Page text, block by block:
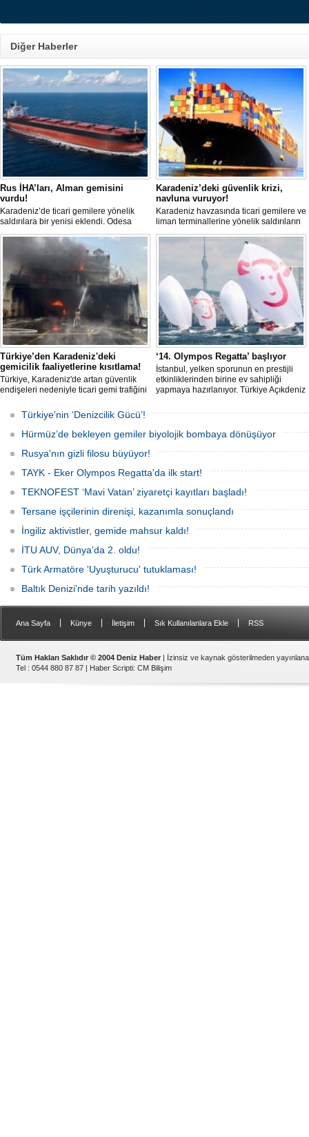
Diğer Haberler
Rus İHA’ları, Alman gemisini
vurdu!
Karadeniz’de ticari gemilere yönelik
saldırılara bir yenisi eklendi. Odesa
açıklarında birden fazla İHA’nın hedef
aldığı Alman işletmesindeki Emil
gemisinde yangın çıktı; teknik sistemler
durunca mürettebat tahliye edildi.
Karadeniz’deki güvenlik krizi,
navluna vuruyor!
Karadeniz havzasında ticari gemilere ve
liman terminallerine yönelik saldırıların
artması küresel emtia taşımacılığını
sekteye uğrattı. Risk artışıyla birlikte
ortalama petrol tankeri maliyetleri 300
bin doları aşarken, savaş sigortası
primleri iki katına çıkarak navlun
fiyatlarında yüzde 50’yi geçen
yükselişleri beraberinde getirdi.
Türkiye’den Karadeniz'deki
gemicilik faaliyetlerine kısıtlama!
Türkiye, Karadeniz'de artan güvenlik
endişeleri nedeniyle ticari gemi trafiğini
bölgedeki gıda güvenliğini tehdit ediyor.
‘14. Olympos Regatta’ başlıyor
İstanbul, yelken sporunun en prestijli
etkinliklerinden birine ev sahipliği
yapmaya hazırlanıyor. Türkiye Açıkdeniz
Federasyonu ve Eker Süt Ürünleri iş
TAYK - Eker Olympos Regatta, 7
Ağustos'ta start alacak ve 16 Ağustos'a
kadar deniz tutkunlarını bir araya
Türkiye'nin ‘Denizcilik Gücü’!
Hürmüz’de bekleyen gemiler biyolojik bombaya dönüşüyor
Rusya'nın gizli filosu büyüyor!
TAYK - Eker Olympos Regatta'da ilk start!
TEKNOFEST ‘Mavi Vatan’ ziyaretçi kayıtları başladı!
Tersane işçilerinin direnişi, kazanımla sonuçlandı
İngiliz aktivistler, gemide mahsur kaldı!
İTU AUV, Dünya’da 2. oldu!
Türk Armatöre 'Uyuşturucu' tutuklaması!
Baltık Denizi'nde tarih yazıldı!
Ana Sayfa Künye İletişim Sık Kullanılanlara Ekle RSS
Tüm Hakları Saklıdır © 2004 Deniz Haber | İzinsiz ve kaynak gösterilmeden
Tel : 0544 880 87 87 | Haber Scripti: CM Bilişim